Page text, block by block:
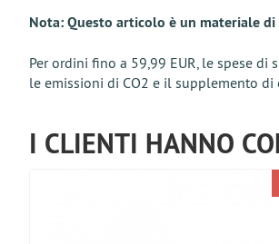
Nota: Questo articolo è un materiale di
Per ordini fino a 59,99 EUR, le spese
le emissioni di CO2 e il supplemento di
I CLIENTI HANNO